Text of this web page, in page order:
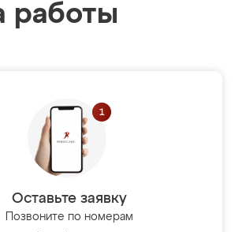
работы
Оставьте заявку
Позвоните по номерам